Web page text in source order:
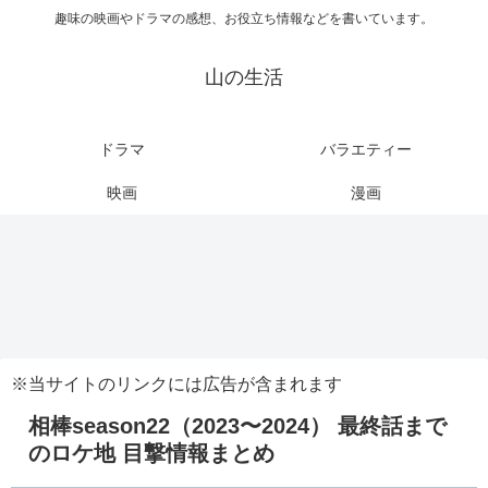
趣味の映画やドラマの感想、お役立ち情報などを書いています。
山の生活
ドラマ バラエティー
映画 漫画
※当サイトのリンクには広告が含まれます
相棒season22（2023〜2024） 最終話まで
のロケ地 目撃情報まとめ